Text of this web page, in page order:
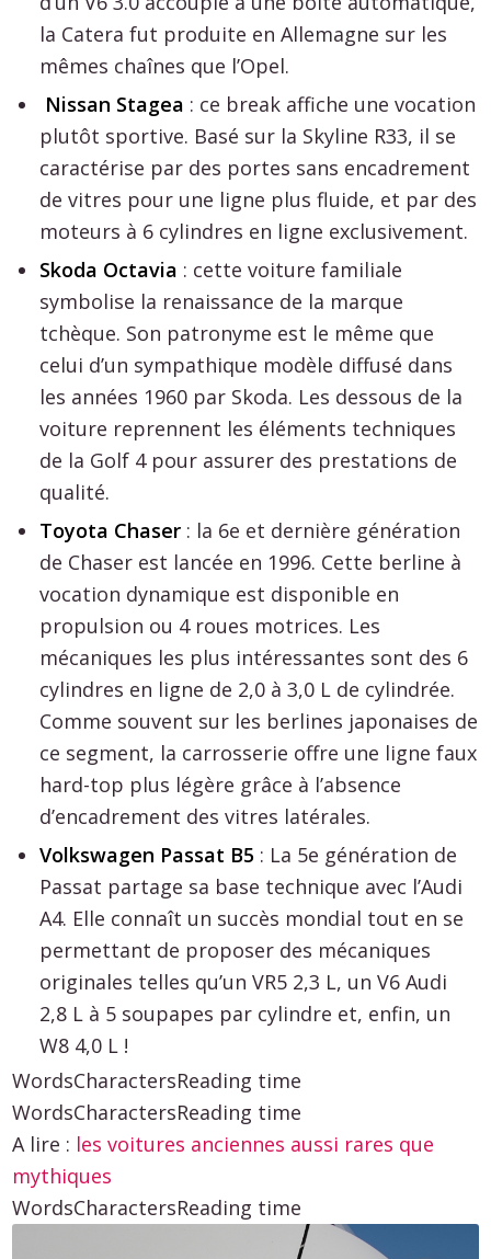
la Catera fut produite en Allemagne sur les
mêmes chaînes que l’Opel.
Nissan Stagea : ce break affiche une vocation
plutôt sportive. Basé sur la Skyline R33, il se
caractérise par des portes sans encadrement
de vitres pour une ligne plus fluide, et par des
moteurs à 6 cylindres en ligne exclusivement.
Skoda Octavia : cette voiture familiale
symbolise la renaissance de la marque
tchèque. Son patronyme est le même que
celui d’un sympathique modèle diffusé dans
les années 1960 par Skoda. Les dessous de la
voiture reprennent les éléments techniques
de la Golf 4 pour assurer des prestations de
qualité.
Toyota Chaser : la 6e et dernière génération
de Chaser est lancée en 1996. Cette berline à
vocation dynamique est disponible en
propulsion ou 4 roues motrices. Les
mécaniques les plus intéressantes sont des 6
cylindres en ligne de 2,0 à 3,0 L de cylindrée.
Comme souvent sur les berlines japonaises de
ce segment, la carrosserie offre une ligne faux
hard-top plus légère grâce à l’absence
d’encadrement des vitres latérales.
Volkswagen Passat B5 : La 5e génération de
Passat partage sa base technique avec l’Audi
A4. Elle connaît un succès mondial tout en se
permettant de proposer des mécaniques
originales telles qu’un VR5 2,3 L, un V6 Audi
2,8 L à 5 soupapes par cylindre et, enfin, un
W8 4,0 L !
WordsCharactersReading time
WordsCharactersReading time
A lire : les voitures anciennes aussi rares que
mythiques
WordsCharactersReading time